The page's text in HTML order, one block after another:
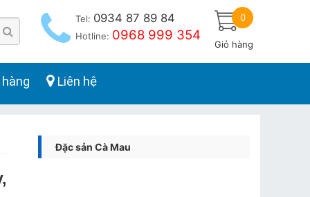
Tel: 0934 87 89 84
Hotline: 0968 999 354
0
Giỏ hàng
Liên hệ
Đặc sản Cà Mau